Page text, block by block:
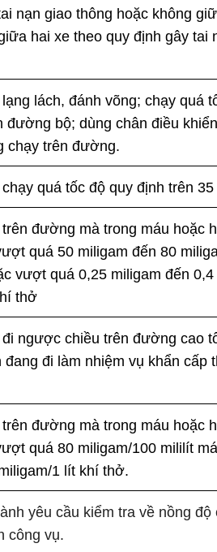
nạn giao thông hoặc không
hai xe theo quy định gây tai
lách, đánh võng; chạy quá
đường bộ; dùng chân điều
chạy trên đường.
quá tốc độ quy định trên
đường mà trong máu hoặc
quá 50 miligam đến 80
vượt quá 0,25 miligam đến 0,4
thở
ngược chiều trên đường cao
đi làm nhiệm vụ khẩn cấp
đường mà trong máu hoặc
quá 80 miligam/100 mililít
1 lít khí thở.
yêu cầu kiểm tra về nồng độ
công vụ.